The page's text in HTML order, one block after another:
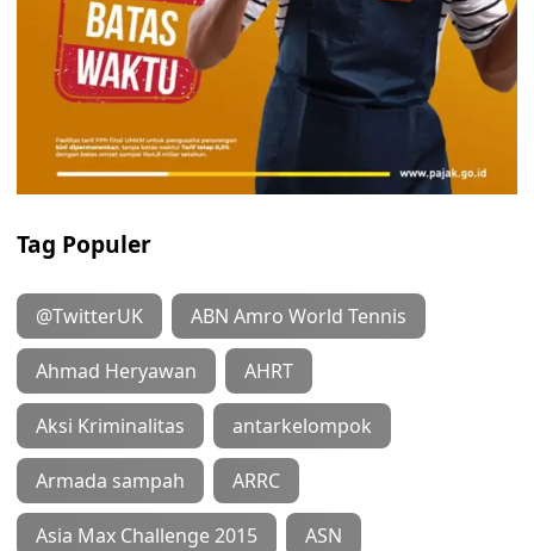
Tag Populer
@TwitterUK ABN Amro World Tennis
Ahmad Heryawan AHRT
Aksi Kriminalitas antarkelompok
Armada sampah ARRC
Asia Max Challenge 2015 ASN